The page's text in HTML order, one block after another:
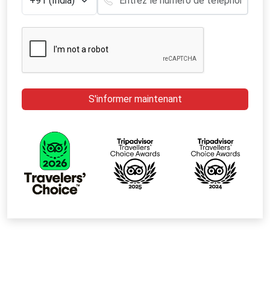
S'informer maintenant